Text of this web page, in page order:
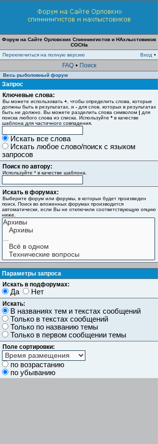
Форум на Сайте Орловских Спиннингистов и НАхлыстовиков
СОСНа
Переключиться на полную версию
Вход •
FAQ • Поиск
Весь рыболовный форум
Запрос
Ключевые слова:
Вы можете использовать + , чтобы определить слова, которые
должны быть в результатах, и - для слов, которых в результатах
быть не должно. Вы можете разделить слова символом | для
поиска любого слова из списка. Используйте * в качестве
шаблона для частичного совпадения.
Искать все слова
Искать любое слово/поиск с языком
запросов
Поиск по автору:
Используйте * в качестве шаблона.
Искать в форумах:
Выберите форум или форумы, в которых будет произведен
поиск. Поиск во вложенных форумах производится
автоматически, если Вы не отключили соответствующую опцию
ниже.
Параметры запроса
Искать в подфорумах:
Да Нет
Искать:
В названиях тем и текстах сообщений
Только в текстах сообщений
Только по названию темы
Только в первом сообщении темы
Поле сортировки:
по возрастанию
по убыванию